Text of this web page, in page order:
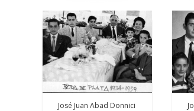
José Juan Abad Donnici